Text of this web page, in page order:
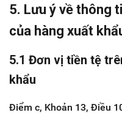
5. Lưu ý về thông
của hàng xuất
5.1 Đơn vị tiền tệ
khẩu
Điểm c, Khoản 13, Điều